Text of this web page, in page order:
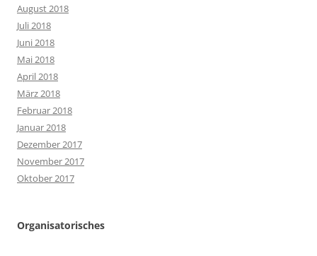
August 2018
Juli 2018
Juni 2018
Mai 2018
April 2018
März 2018
Februar 2018
Januar 2018
Dezember 2017
November 2017
Oktober 2017
Organisatorisches